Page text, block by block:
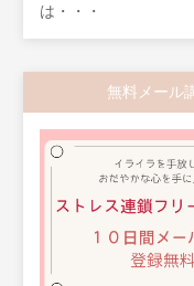
は・・・
無料メール